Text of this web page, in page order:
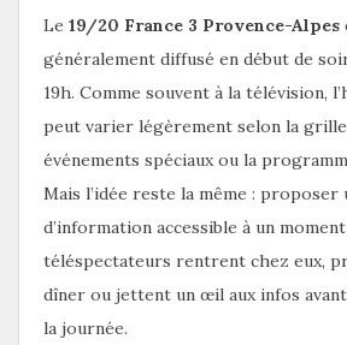
Le 19/20 France 3 Provence-Alpes
généralement diffusé en début de
19h. Comme souvent à la télévision,
peut varier légèrement selon la
événements spéciaux ou la
Mais l’idée reste la même : proposer
d’information accessible à un
téléspectateurs rentrent chez eux,
dîner ou jettent un œil aux infos
la journée.